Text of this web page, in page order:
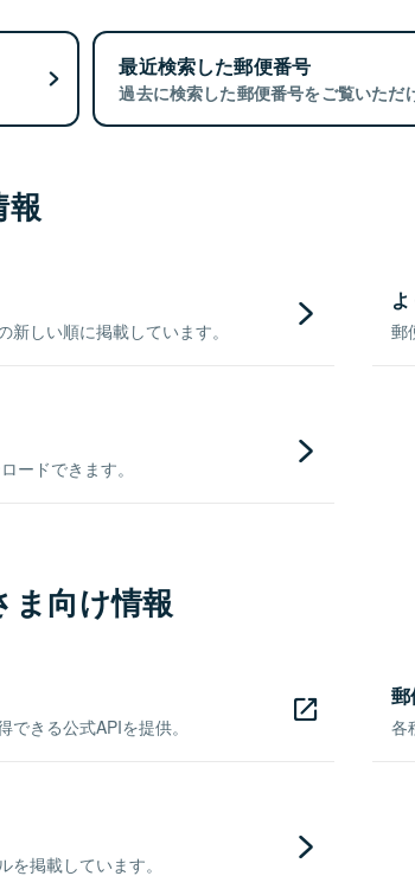
最近検索した郵便番号
過去に検索した郵便番号をご覧いただ
報
しい順に掲載しています。 郵
ードできます。
ま向け情報
きる公式APIを提供。
郵
各
掲載しています。